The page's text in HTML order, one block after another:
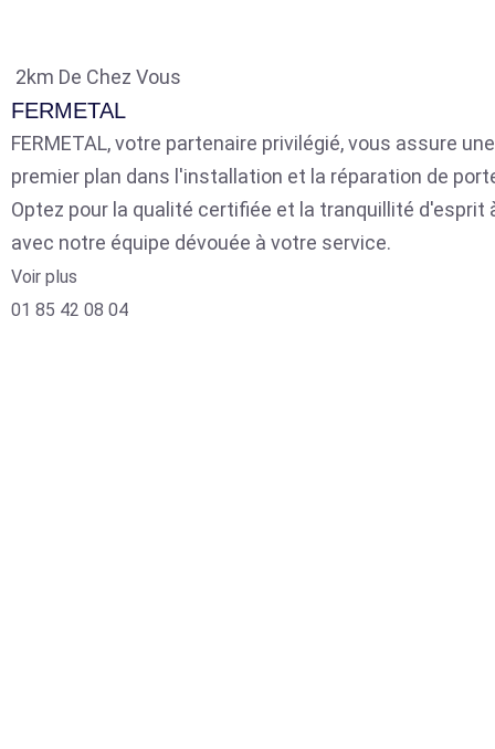
2km De Chez Vous
FERMETAL
FERMETAL, votre partenaire privilégié, vous assure
premier plan dans l'installation et la réparation de
Optez pour la qualité certifiée et la tranquillité d'esprit
avec notre équipe dévouée à votre service.
Voir plus
01 85 42 08 04